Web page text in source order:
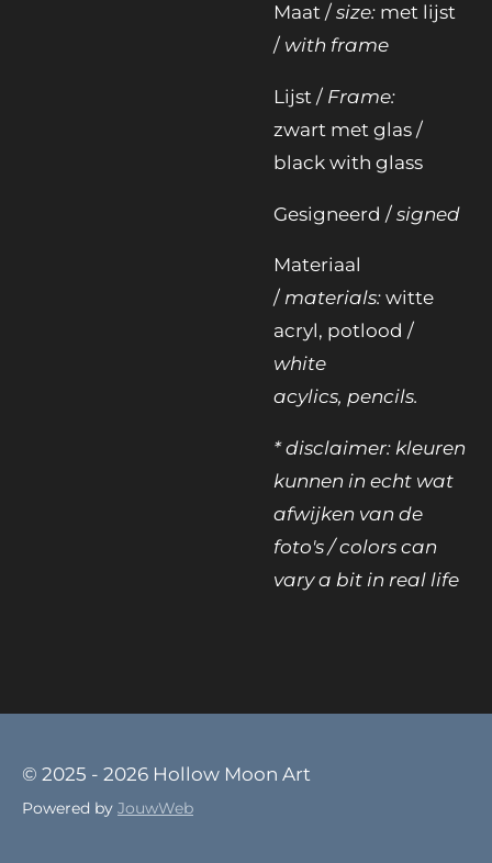
Maat / size: met lijst
/ with frame
Lijst / Frame:
zwart met glas /
black with glass
Gesigneerd / signed
Materiaal
/ materials: witte
acryl, potlood /
white
acylics, pencils.
* disclaimer: kleuren
kunnen in echt wat
afwijken van de
foto's / colors can
vary a bit in real life
© 2025 - 2026 Hollow Moon Art
Powered by JouwWeb